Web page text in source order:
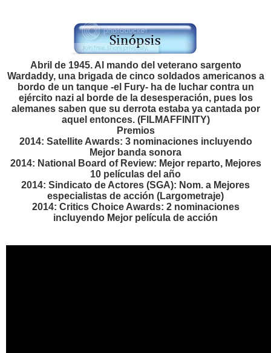
**************************************************
*****************SUBTITULOS***********************
SUBTITULO 1 : INCORPORADOS AL VIDEO ESPAÑOL LATINO
SUBTITULO 2 : ESPAÑOL LATINO
Creditos Subtitulos *TAMABIN*
Abril de 1945. Al mando del veterano sargento
Wardaddy, una brigada de cinco soldados americanos a
bordo de un tanque -el Fury- ha de luchar contra un
ejército nazi al borde de la desesperación, pues los
alemanes saben que su derrota estaba ya cantada por
aquel entonces. (FILMAFFINITY)
Premios
2014: Satellite Awards: 3 nominaciones incluyendo
Mejor banda sonora
2014: National Board of Review: Mejor reparto, Mejores
10 películas del año
2014: Sindicato de Actores (SGA): Nom. a Mejores
especialistas de acción (Largometraje)
2014: Critics Choice Awards: 2 nominaciones
incluyendo Mejor película de acción